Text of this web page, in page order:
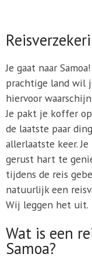
Je gaat naar
prachtige land wil
hiervoor
Je pakt je koffer
de laatste paar
allerlaatste keer.
gerust hart te
tijdens de reis
natuurlijk een
Wij leggen het uit.
Wat is een
Samoa?